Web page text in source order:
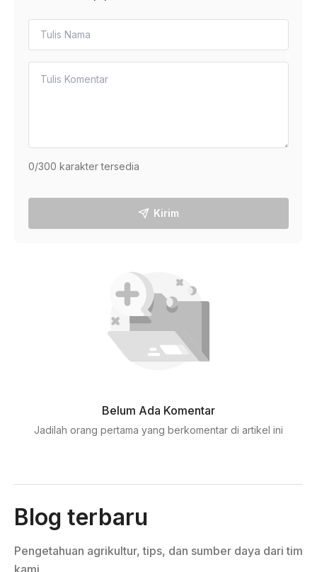
0/300 karakter tersedia
Kirim
Belum Ada Komentar
Jadilah orang pertama yang berkomentar di artikel ini
Blog terbaru
Pengetahuan agrikultur, tips, dan sumber daya dari tim
kami.